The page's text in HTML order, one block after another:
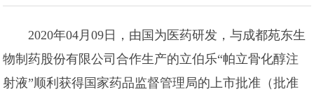
2020年04月09日，由国为医药研发，与成都苑东生
物制药股份有限公司合作生产的立伯乐“帕立骨化醇注
射液”顺利获得国家药品监督管理局的上市批准（批准